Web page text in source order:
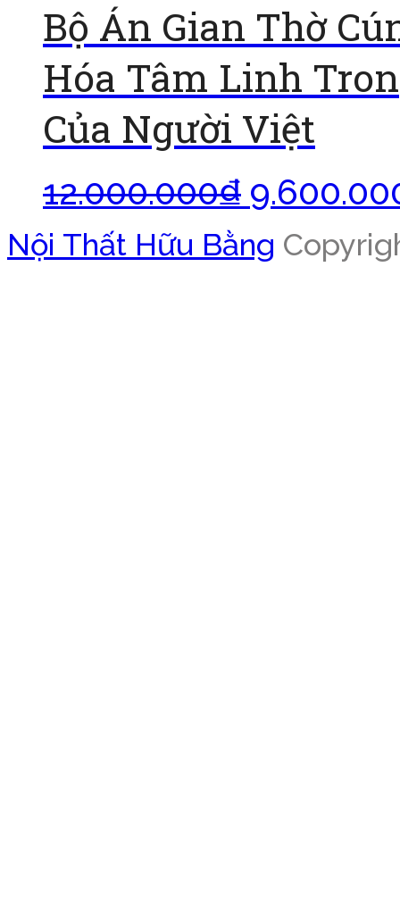
Bộ Án Gian Thờ
Hóa Tâm Linh
Của Người Việt
12.000.000₫
Nội Thất Hữu Bằng